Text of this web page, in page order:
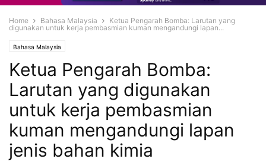
Home Bahasa Malaysia
Ketua Pengarah Bomba: Larutan yang
digunakan untuk kerja pembasmian kuman mengandungi lapan...
Bahasa Malaysia
Ketua Pengarah Bomba:
Larutan yang digunakan
untuk kerja pembasmian
kuman mengandungi lapan
jenis bahan kimia